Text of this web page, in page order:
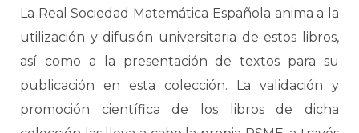
La Real Sociedad Matemática Española anima a la
utilización y difusión universitaria de estos libros,
así como a la presentación de textos para su
publicación en esta colección. La validación y
promoción científica de los libros de dicha